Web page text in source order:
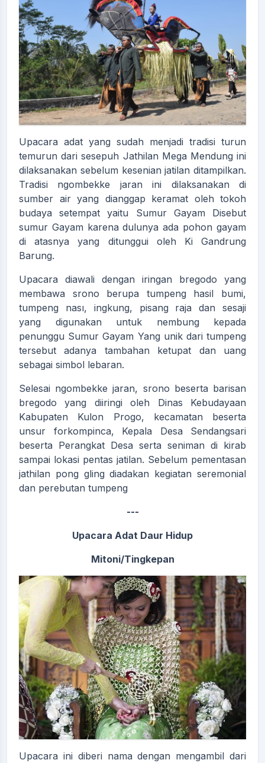
Upacara adat yang sudah menjadi tradisi turun
temurun dari sesepuh Jathilan Mega Mendung ini
dilaksanakan sebelum kesenian jatilan ditampilkan.
Tradisi ngombekke jaran ini dilaksanakan di
sumber air yang dianggap keramat oleh tokoh
budaya setempat yaitu Sumur Gayam Disebut
sumur Gayam karena dulunya ada pohon gayam
di atasnya yang ditunggui oleh Ki Gandrung
Barung.
Upacara diawali dengan iringan bregodo yang
membawa srono berupa tumpeng hasil bumi,
tumpeng nası, ingkung, pisang raja dan sesaji
yang digunakan untuk nembung kepada
penunggu Sumur Gayam Yang unik dari tumpeng
tersebut adanya tambahan ketupat dan uang
sebagai simbol lebaran.
Selesai ngombekke jaran, srono beserta barisan
bregodo yang diiringi oleh Dinas Kebudayaan
Kabupaten Kulon Progo, kecamatan beserta
unsur forkompinca, Kepala Desa Sendangsari
beserta Perangkat Desa serta seniman di kirab
sampai lokasi pentas jatilan. Sebelum pementasan
jathilan pong gling diadakan kegiatan seremonial
dan perebutan tumpeng
---
Upacara Adat Daur Hidup
Mitoni/Tingkepan
Upacara ini diberi nama dengan mengambil dari